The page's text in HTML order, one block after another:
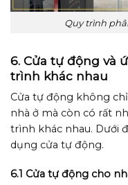
Quy trình
6. Cửa tự động và
trình khác nhau
Cửa tự động không
nhà ở mà còn có rất
trình khác nhau. Dưới
dụng cửa tự động.
6.1 Cửa tự động cho